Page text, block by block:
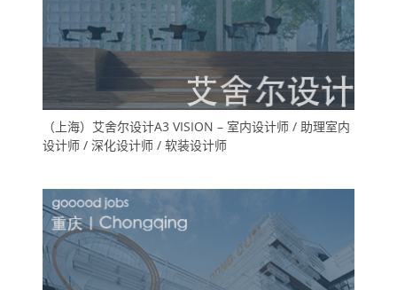
（上海）艾舍尔设计A3 VISION – 室内设计师 / 助理室内
设计师 / 深化设计师 / 软装设计师